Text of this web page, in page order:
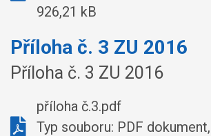
926,21 kB
Příloha č. 3 ZU 2016
Příloha č. 3 ZU 2016
příloha č.3.pdf
Typ souboru: PDF